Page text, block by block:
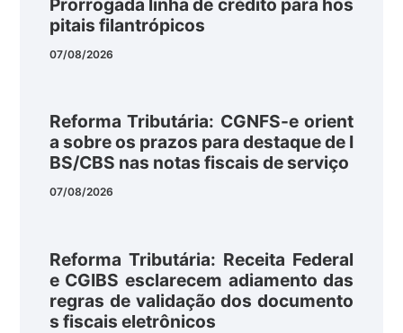
Prorrogada linha de crédito para hos
pitais filantrópicos
07/08/2026
Reforma Tributária: CGNFS-e orient
a sobre os prazos para destaque de I
BS/CBS nas notas fiscais de serviço
07/08/2026
Reforma Tributária: Receita Federal
e CGIBS esclarecem adiamento das
regras de validação dos documento
s fiscais eletrônicos